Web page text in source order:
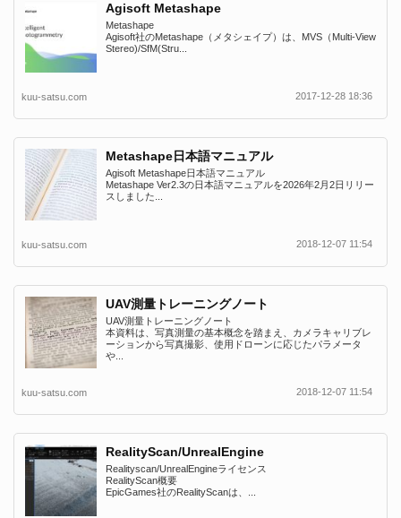
Agisoft Metashape
Metashape
Agisoft社のMetashape（メタシェイプ）は、MVS（Multi-View
Stereo)/SfM(Stru...
kuu-satsu.com 2017-12-28 18:36
Metashape日本語マニュアル
Agisoft Metashape日本語マニュアル
Metashape Ver2.3の日本語マニュアルを2026年2月2日リリー
スしました...
kuu-satsu.com 2018-12-07 11:54
UAV測量トレーニングノート
UAV測量トレーニングノート
本資料は、写真測量の基本概念を踏まえ、カメラキャリブレ
ーションから写真撮影、使用ドローンに応じたパラメータ
や...
kuu-satsu.com 2018-12-07 11:54
RealityScan/UnrealEngine
Realityscan/UnrealEngineライセンス
RealityScan概要
EpicGames社のRealityScanは、...